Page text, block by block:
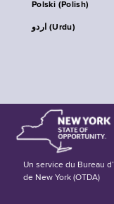
Polski (Polish)
اردو (Urdu)
Un service du Bureau
de New York (OTDA)